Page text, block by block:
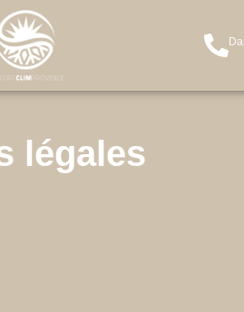
légales